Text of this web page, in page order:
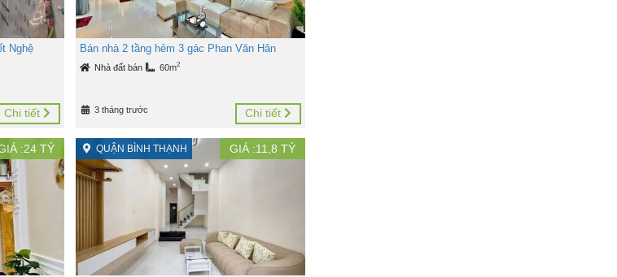
Nghệ
Chi tiết
Bán nhà 2 tầng hẻm 3 gác Phan Văn Hân
Nhà đất bán 60m2
3 tháng trước Chi tiết
:24TỶ QUẬN BÌNH THẠNH GIÁ :11,8 TỶ